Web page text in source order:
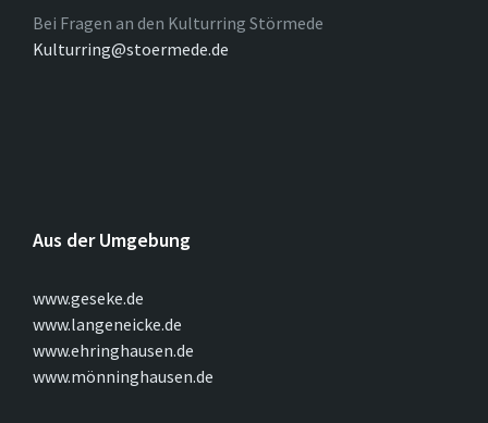
Bei Fragen an den Kulturring Störmede
Kulturring@stoermede.de
Aus der Umgebung
www.geseke.de
www.langeneicke.de
www.ehringhausen.de
www.mönninghausen.de